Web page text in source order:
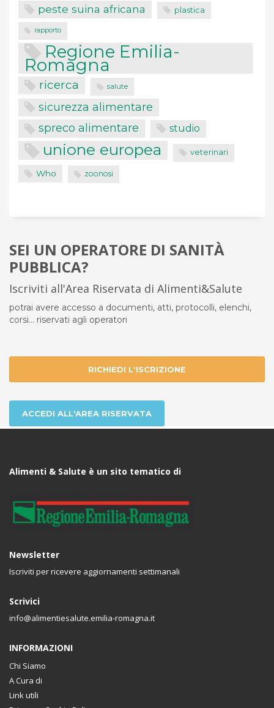
peste suina africana plastica
rapporto
Regione Emilia-
Romagna
ricerca salute
sicurezza alimentare
spreco alimentare studio
unione europea veterinari
Who zoonosi
SEI UN OPERATORE DI SANITÀ
PUBBLICA?
Iscriviti all'Area Riservata di Alimenti&Salute
potrai avere accesso a documenti, atti, protocolli, elenchi,
corsi... riservati agli operatori
RICHIEDI L'ISCRIZIONE
ACCEDI ALL'AREA RISERVATA
Alimenti & Salute è un sito tematico di
Newsletter
Iscriviti per ricevere aggiornamenti settimanali
Scrivici
info@alimentiesalute.emilia-romagna.it
INFORMAZIONI
Chi Siamo
A Cura di
Link utili